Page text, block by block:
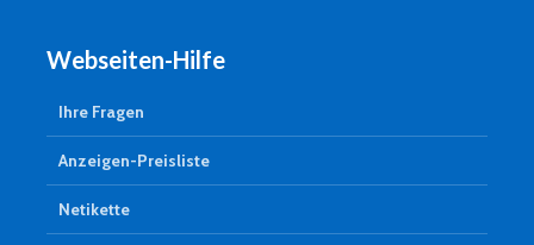
Webseiten-Hilfe
Ihre Fragen
Anzeigen-Preisliste
Netikette